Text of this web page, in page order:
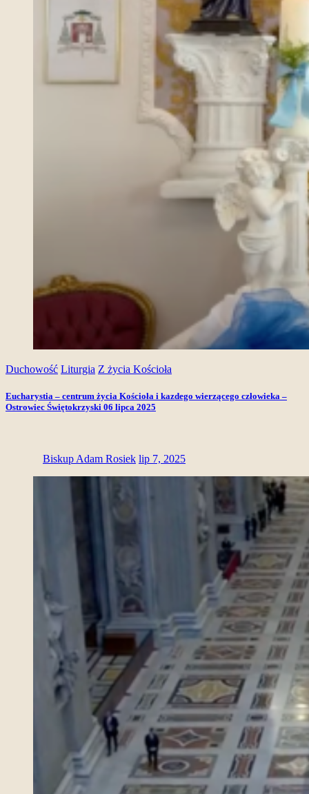
Duchowość Liturgia Z życia Kościoła
Eucharystia – centrum życia Kościoła i kazdego wierzącego człowieka –
Ostrowiec Świętokrzyski 06 lipca 2025
Biskup Adam Rosiek lip 7, 2025